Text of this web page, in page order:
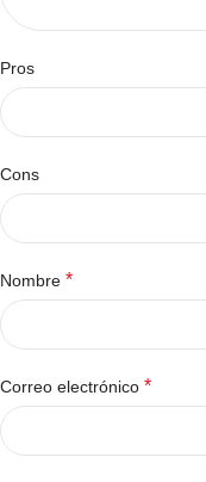
Pros
Cons
Nombre *
Correo electrónico *